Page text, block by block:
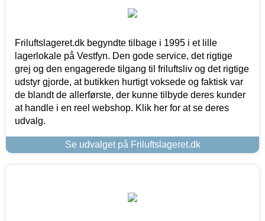
Friluftslageret.dk begyndte tilbage i 1995 i et lille
lagerlokale på Vestfyn. Den gode service, det rigtige
grej og den engagerede tilgang til friluftsliv og det rigtige
udstyr gjorde, at butikken hurtigt voksede og faktisk var
de blandt de allerførste, der kunne tilbyde deres kunder
at handle i en reel webshop. Klik her for at se deres
udvalg.
Se udvalget på Friluftslageret.dk